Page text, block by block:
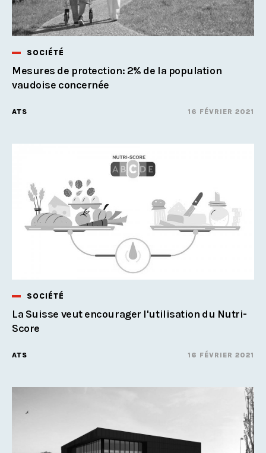
SOCIÉTÉ
Mesures de protection: 2% de la population
vaudoise concernée
ATS 16 FÉVRIER 2021
SOCIÉTÉ
La Suisse veut encourager l'utilisation du Nutri-
Score
ATS 16 FÉVRIER 2021